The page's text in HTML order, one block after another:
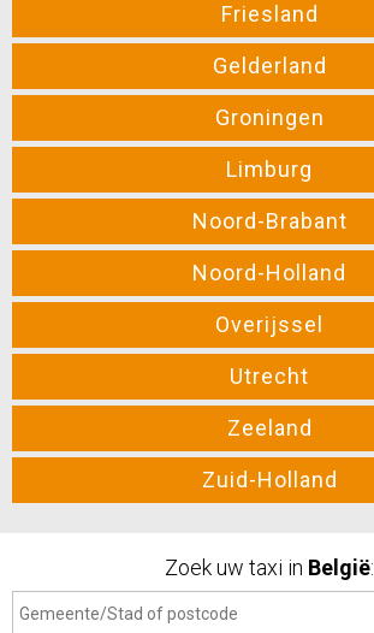
Friesland
Gelderland
Groningen
Limburg
Noord-Brabant
Noord-Holland
Overijssel
Utrecht
Zeeland
Zuid-Holland
Zoek uw taxi in België: